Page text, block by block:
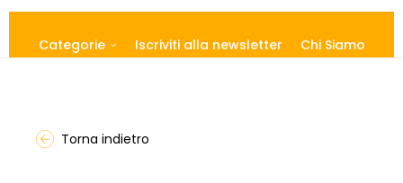
Categorie Iscriviti alla newsletter Chi Siamo
Torna indietro